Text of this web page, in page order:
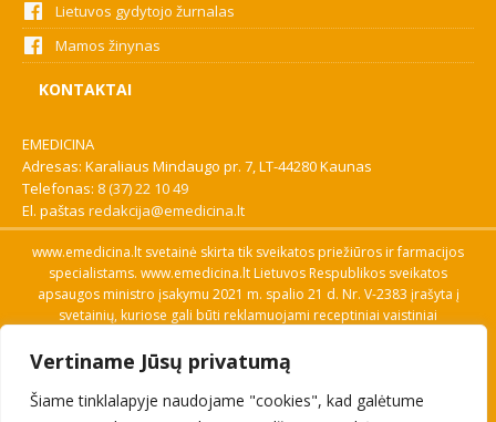
Vertiname Jūsų privatumą
Šiame tinklalapyje naudojame "cookies", kad galėtume
Lietuvos gydytojo žurnalas
Mamos žinynas
KONTAKTAI
EMEDICINA
Adresas: Karaliaus Mindaugo pr. 7, LT-44280 Kaunas
Telefonas: 8 (37) 22 10 49
El. paštas redakcija@emedicina.lt
www.emedicina.lt svetainė skirta tik sveikatos priežiūros ir farmacijos
specialistams. www.emedicina.lt Lietuvos Respublikos sveikatos
apsaugos ministro įsakymu 2021 m. spalio 21 d. Nr. V-2383 įrašyta į
svetainių, kuriose gali būti reklamuojami receptiniai vaistiniai
savo profesinę kvalifikaciją. Naudingos nuorodos: Vaistų ir medicinos
pagalbos priemonių kainų paieška, VVKT tinklalapis, Sveikatos
priežiūros ar farmacijos specialisto pranešimo apie įtariamą